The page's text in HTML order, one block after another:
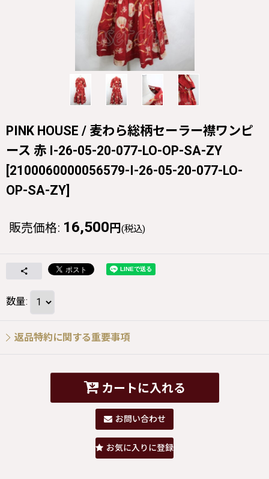
PINK HOUSE / 麦わら総柄セーラー襟ワンピ
ース 赤 I-26-05-20-077-LO-OP-SA-ZY
[2100060000056579-I-26-05-20-077-LO-
OP-SA-ZY]
販売価格: 16,500 円 (税込)
数量:
返品特約に関する重要事項
カートに入れる
お問い合わせ
お気に入りに登録